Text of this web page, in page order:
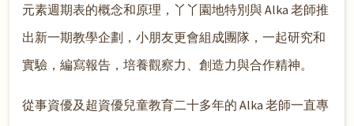
元素週期表的概念和原理，丫丫園地特別與 Alka 老師推
出新一期教學企劃，小朋友更會組成團隊，一起研究和
實驗，編寫報告，培養觀察力、創造力與合作精神。
從事資優及超資優兒童教育二十多年的 Alka 老師一直專